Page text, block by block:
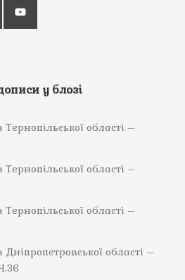
у блозі
області –
області –
області –
області –